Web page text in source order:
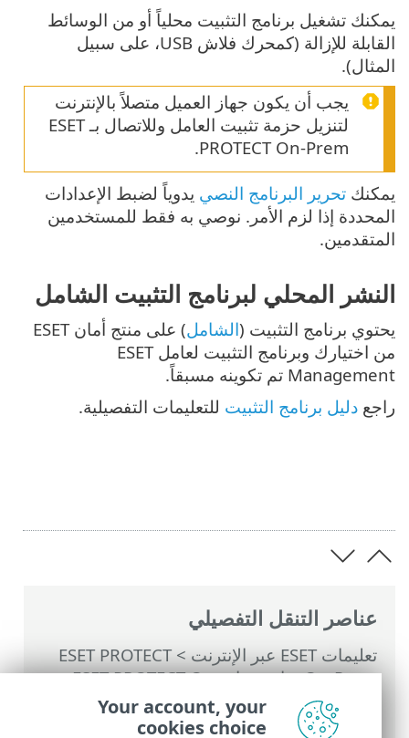
عناصر التنقل التفصيلي
تعليمات ESET عبر الإنترنت >
ESET PROTECT
On-Prem
>
استخدام ‎ESET PROTECT On-
>
موفرات ESET PROTECT On-Prem
للخدمات المدارة>عملية النشر لـ MSP
يمكنك تشغيل برنامج التثبيت محلياً أو من الوسائط
القابلة للإزالة (كمحرك فلاش USB، على سبيل
المثال).
يجب أن يكون جهاز العميل متصلاً بالإنترنت
لتنزيل حزمة تثبيت العامل وللاتصال بـ ESET
PROTECT On-Prem.
يمكنك تحرير البرنامج النصي يدوياً لضبط الإعدادات
المحددة إذا لزم الأمر. نوصي به فقط للمستخدمين
المتقدمين.
النشر المحلي لبرنامج التثبيت الشامل
يحتوي برنامج التثبيت (الشامل
) على منتج أمان ESET
من اختيارك وبرنامج التثبيت لعامل ESET
Management تم تكوينه مسبقاً.
راجع دليل برنامج التثبيت للتعليمات التفصيلية.
Your account, your
cookies choice